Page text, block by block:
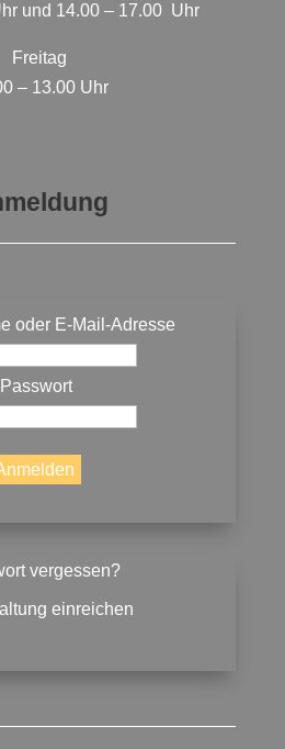
und 14.00 – 17.00 Uhr
Freitag
– 13.00 Uhr
oder E-Mail-Adresse
Passwort
vergessen?
einreichen